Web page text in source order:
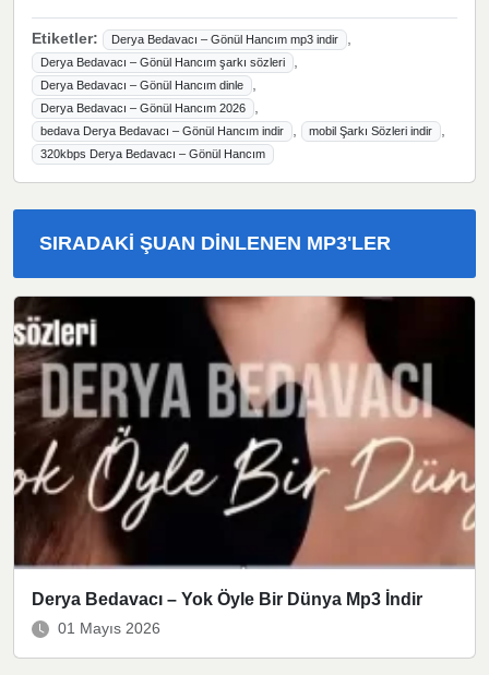
Etiketler: Derya Bedavacı – Gönül Hancım mp3 indir ,
Derya Bedavacı – Gönül Hancım şarkı sözleri ,
Derya Bedavacı – Gönül Hancım dinle ,
Derya Bedavacı – Gönül Hancım 2026 ,
bedava Derya Bedavacı – Gönül Hancım indir , mobil Şarkı Sözleri indir ,
320kbps Derya Bedavacı – Gönül Hancım
SIRADAKI ŞUAN DINLENEN MP3'LER
Derya Bedavacı – Yok Öyle Bir Dünya Mp3 İndir
01 Mayıs 2026